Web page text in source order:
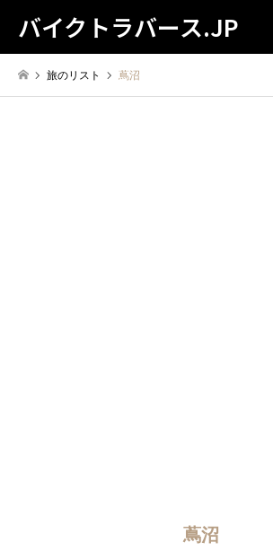
バイクトラバース.JP
旅のリスト 蔦沼
蔦沼